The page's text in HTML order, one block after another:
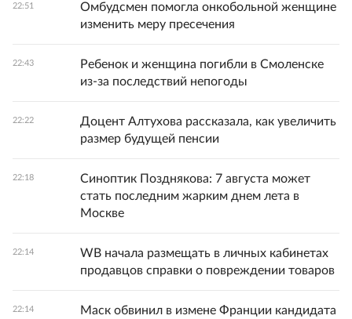
22:51
Омбудсмен помогла онкобольной женщине
изменить меру пресечения
22:43
Ребенок и женщина погибли в Смоленске
из-за последствий непогоды
22:22
Доцент Алтухова рассказала, как увеличить
размер будущей пенсии
22:18
Синоптик Позднякова: 7 августа может
стать последним жарким днем лета в
Москве
22:14
WB начала размещать в личных кабинетах
продавцов справки о повреждении товаров
22:14
Маск обвинил в измене Франции кандидата